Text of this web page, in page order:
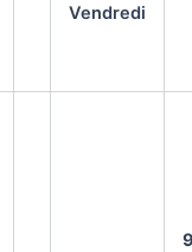
Vendredi